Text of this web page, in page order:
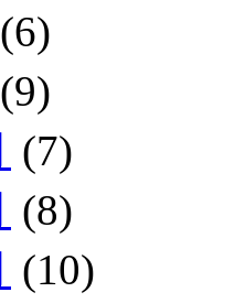
(6)
(9)
(7)
(8)
(10)